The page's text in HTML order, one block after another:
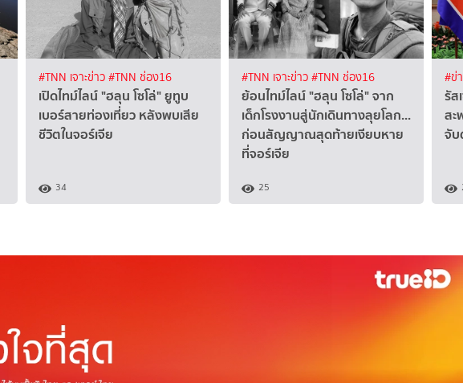
#TNN เจาะข่าว#TNN ช่อง16
เปิดไทม์ไลน์ "ฮลุน โซโล่" ยูทูบ
เบอร์สายท่องเที่ยว หลังพบเสีย
ชีวิตในจอร์เจีย
34
#TNN เจาะข่าว#TNN ช่อง16
ย้อนไทม์ไลน์ "ฮลุน โซโล่" จาก
เด็กโรงงานสู่นักเดินทางลุยโลก...
ก่อนสัญญาณสุดท้ายเงียบหาย
ที่จอร์เจีย
25
#ข่
รัส
สะ
จับ